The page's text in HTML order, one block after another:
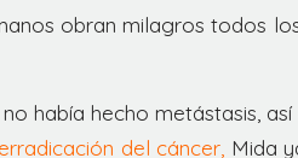
obran milagros todos
había hecho metástasis, así
del cáncer, Mida